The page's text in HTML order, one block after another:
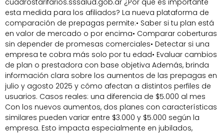
esta medida para los afiliados? La nueva plataforma de
comparación de prepagas permite:• Saber si tu plan está
en valor de mercado o por encima• Comparar coberturas
sin depender de promesas comerciales• Detectar si una
empresa te cobra más solo por tu edad• Evaluar cambios
de plan o prestadora con base objetiva Además, brinda
información clara sobre los aumentos de las prepagas en
julio y agosto 2025 y cómo afectan a distintos perfiles de
usuarios. Casos reales: una diferencia de $5.000 al mes
Con los nuevos aumentos, dos planes con características
similares pueden variar entre $3.000 y $5.000 según la
empresa. Esto impacta especialmente en jubilados,